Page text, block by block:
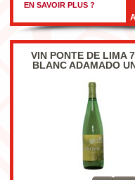
EN SAVOIR PLUS ?
VIN PONTE DE LIMA
BLANC ADAMADO